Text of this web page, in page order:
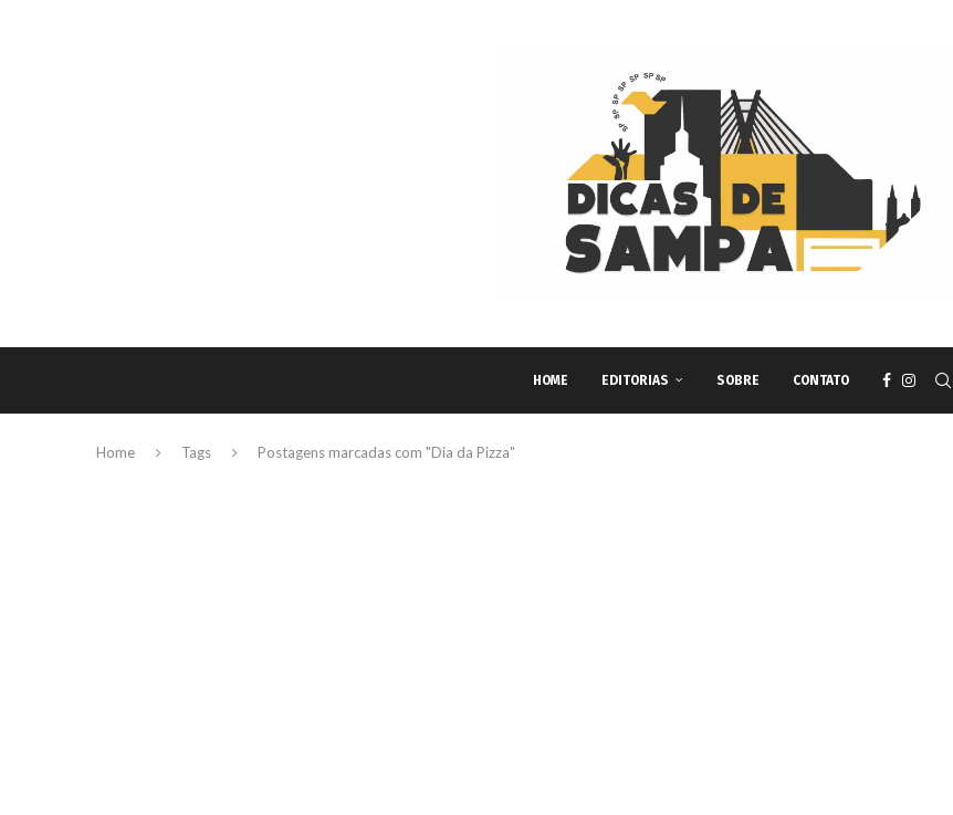
HOME EDITORIAS SOBRE CONTATO
Home Tags Postagens marcadas com "Dia da Pizza"